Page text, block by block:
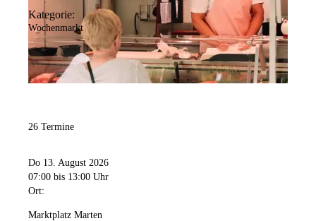
Kategorie:
Wochenmarkt
26 Termine
Do 13. August 2026
07:00 bis 13:00 Uhr
Ort:
Marktplatz Marten